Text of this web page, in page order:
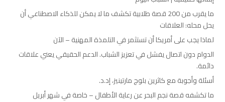
ما يقرب من 200 قصة طلابية تكشف ما لا يمكن للذكاء الاصطناعي أن
يحل محله: العلاقات
لماذا يجب على أمريكا أن تستثمر في التلمذة المهنية – الآن
الدوام دون اتصال يفشل في تعزيز الشباب. الدعم الحقيقي يعني علاقات
دائمة.
أسئلة وأجوبة مع كاثرين بلوج مارتينيز، إد.د.
ما تكشفه قصة نجم البحر عن رعاية الأطفال – خاصة في شهر أبريل